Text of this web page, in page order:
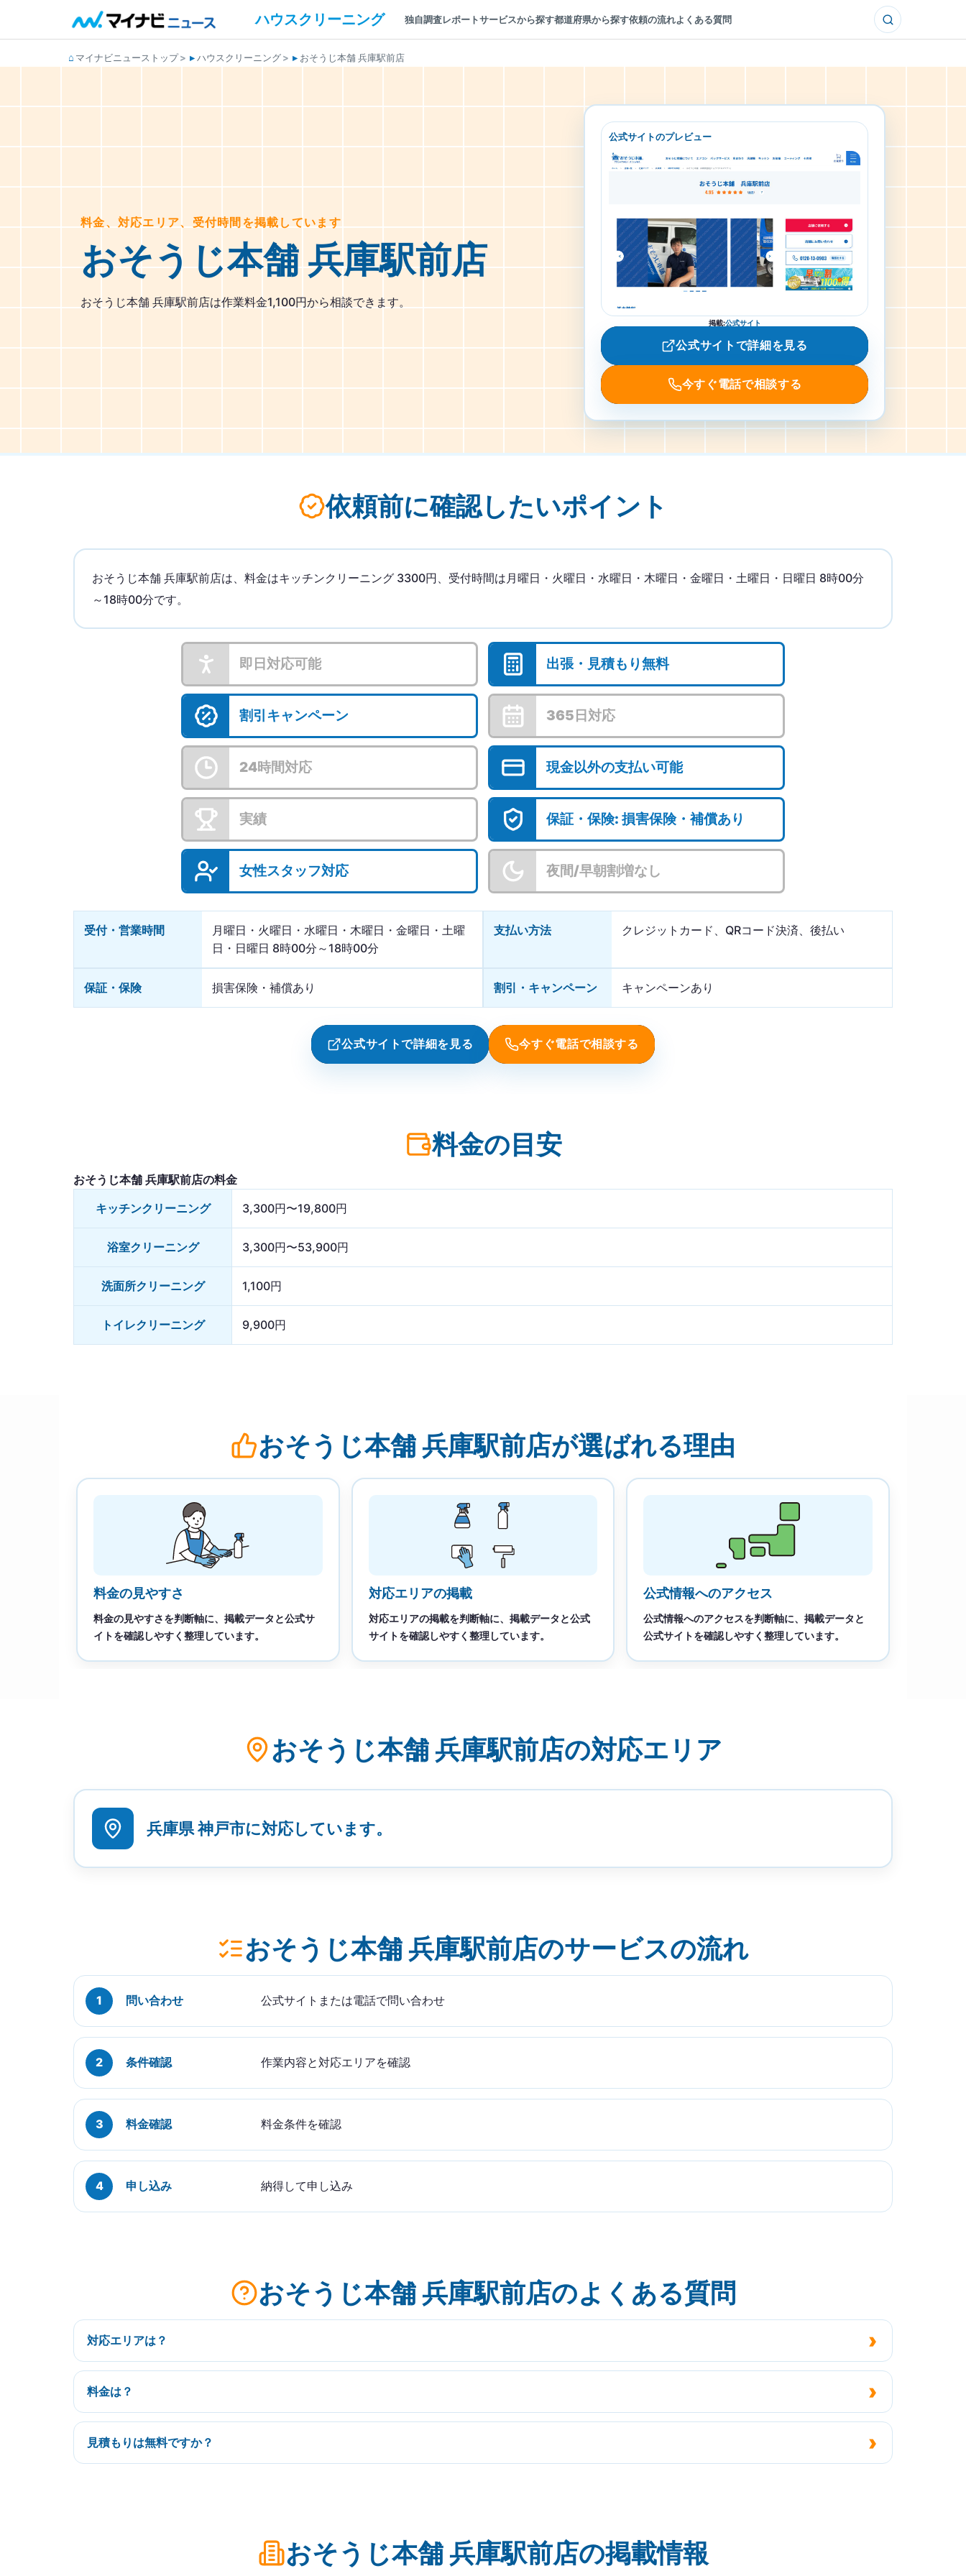
ハウスクリーニング 独自調査レポートサービスから探す都道府県から探す依頼の流れよくある質問
マイナビニューストップ ハウスクリーニング おそうじ本舗 兵庫駅前店
料金、対応エリア、受付時間を掲載しています
おそうじ本舗 兵庫駅前店
おそうじ本舗 兵庫駅前店は作業料金1,100円から相談できます。
公式サイトのプレビュー
掲載:公式サイト
公式サイトで詳細を見る
今すぐ電話で相談する
依頼前に確認したいポイント
おそうじ本舗 兵庫駅前店は、料金はキッチンクリーニング 3300円、受付時間は月曜日・火曜日・水曜日・木曜日・金曜日・土曜日・日曜日 8時00分
～18時00分です。
即日対応可能 出張・見積もり無料
割引キャンペーン 365日対応
24時間対応 現金以外の支払い可能
実績 保証・保険: 損害保険・補償あり
女性スタッフ対応 夜間/早朝割増なし
受付・営業時間
月曜日・火曜日・水曜日・木曜日・金曜日・土曜
日・日曜日 8時00分～18時00分
支払い方法 クレジットカード、QRコード決済、後払い
保証・保険 損害保険・補償あり 割引・キャンペーン キャンペーンあり
公式サイトで詳細を見る 今すぐ電話で相談する
料金の目安
おそうじ本舗 兵庫駅前店の料金
キッチンクリーニング
3,300円〜19,800円
浴室クリーニング 3,300円〜53,900円
洗面所クリーニング 1,100円
トイレクリーニング 9,900円
おそうじ本舗 兵庫駅前店が選ばれる理由
料金の見やすさ
料金の見やすさを判断軸に、掲載データと公式サ
イトを確認しやすく整理しています。
対応エリアの掲載
対応エリアの掲載を判断軸に、掲載データと公式
サイトを確認しやすく整理しています。
公式情報へのアクセス
公式情報へのアクセスを判断軸に、掲載データと
公式サイトを確認しやすく整理しています。
おそうじ本舗 兵庫駅前店の対応エリア
兵庫県 神戸市に対応しています。
おそうじ本舗 兵庫駅前店のサービスの流れ
問い合わせ 公式サイトまたは電話で問い合わせ
条件確認 作業内容と対応エリアを確認
料金確認 料金条件を確認
申し込み 納得して申し込み
おそうじ本舗 兵庫駅前店のよくある質問
対応エリアは？
料金は？
見積もりは無料ですか？
おそうじ本舗 兵庫駅前店の掲載情報